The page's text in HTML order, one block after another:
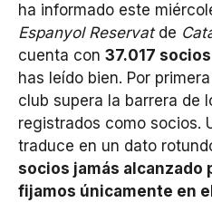
ha informado este
Espanyol Reservatde
cuenta con 37.017 socios
has leído bien. Por
club supera la barrera de
registrados como socios.
traduce en un dato
socios jamás alcanzado
fijamos únicamente en